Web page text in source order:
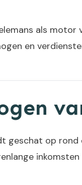
als motor
en
geschat op rond